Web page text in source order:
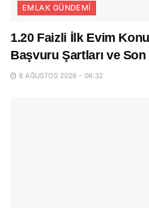
EMLAK GÜNDEMI
1.20 Faizli İlk Evim
Başvuru Şartları ve
8 AĞUSTOS 2026 - 06:32